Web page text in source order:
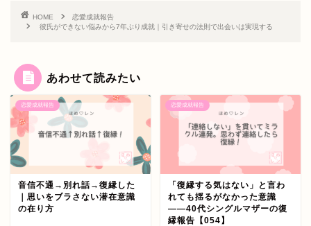
HOME
恋愛成就報告
彼氏ができない悩みから7年ぶり成就｜引き寄せの法則で出会いは実現する
あわせて読みたい
恋愛成就報告
音信不通→別れ話→復縁した
｜思いをブラさない潜在意識
の在り方
恋愛成就報告
「復縁する気はない」と言わ
れても揺るがなかった意識
——40代シングルマザーの復
縁報告【054】